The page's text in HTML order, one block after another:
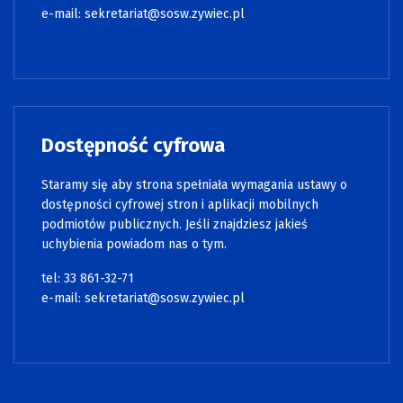
e-mail: sekretariat@sosw.zywiec.pl
Dostępność cyfrowa
Staramy się aby strona spełniała wymagania ustawy o
dostępności cyfrowej stron i aplikacji mobilnych
podmiotów publicznych. Jeśli znajdziesz jakieś
uchybienia powiadom nas o tym.
tel: 33 861-32-71
e-mail: sekretariat@sosw.zywiec.pl